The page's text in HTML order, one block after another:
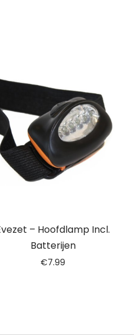
– Hoofdlamp Incl.
Batterijen
€7.99